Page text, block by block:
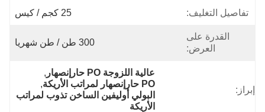
تفاصيل التغليف: 25 كجم / كيس
القدرة على
العرض:
300 طن / طن شهريا
إبراز:
عالية اللزوجة PO حارإنصهار
,
PO حارإنصهار لمراتب الأريكة
,
البولي أوليفين الساخن تذوب لمراتب
الأريكة